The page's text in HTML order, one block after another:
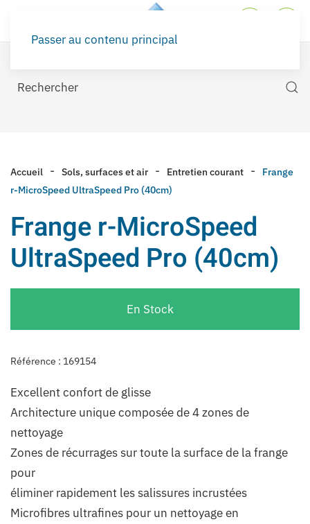
Passer au contenu principal
Accueil Sols, surfaces et air Entretien courant
Frange
r-MicroSpeed UltraSpeed Pro (40cm)
Frange r-MicroSpeed
UltraSpeed Pro (40cm)
En Stock
Référence : 169154
Excellent confort de glisse
Architecture unique composée de 4 zones de
nettoyage
Zones de récurrages sur toute la surface de la frange
pour
éliminer rapidement les salissures incrustées
Microfibres ultrafines pour un nettoyage en